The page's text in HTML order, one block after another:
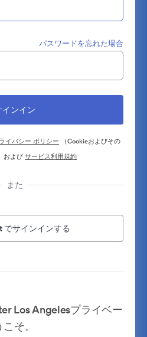
パスワードを忘れた場合
イバシー ポリシー （Cookieおよびその
およびサービス利用規約
また
でサインインする
Los Angelesプライベー
そ。